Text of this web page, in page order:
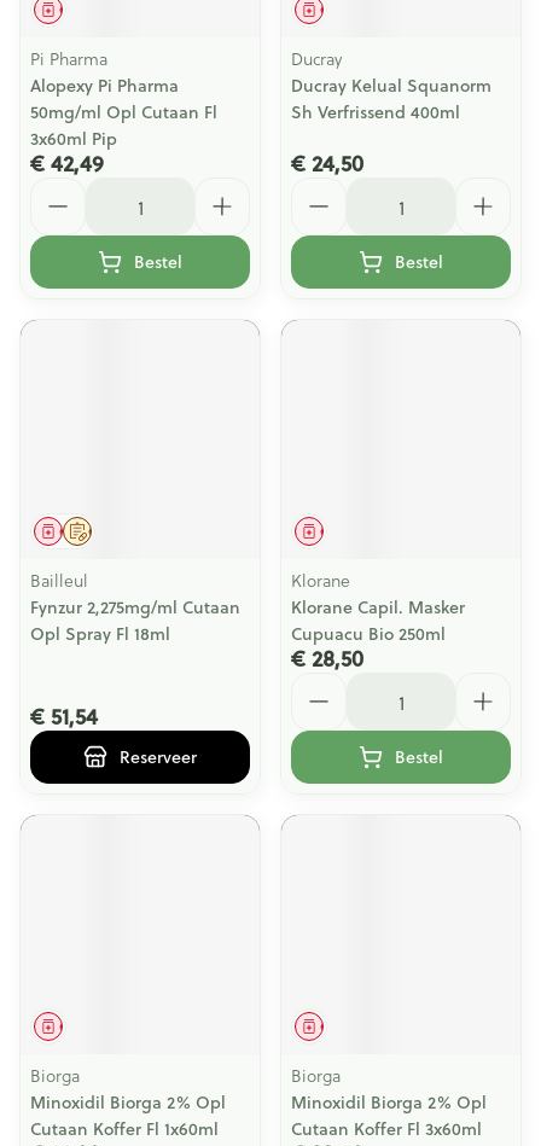
Geneesmiddel
Pi Pharma
Alopexy Pi Pharma
50mg/ml Opl Cutaan Fl
3x60ml Pip
€ 42,49
Bestel
Geneesmiddel
Ducray
Ducray Kelual Squanorm
Sh Verfrissend 400ml
€ 24,50
Bestel
Op voorschrift
Geneesmiddel
Bailleul
Fynzur 2,275mg/ml Cutaan
Opl Spray Fl 18ml
€ 51,54
Reserveer
Geneesmiddel
Klorane
Klorane Capil. Masker
Cupuacu Bio 250ml
€ 28,50
Bestel
Geneesmiddel
Biorga
Minoxidil Biorga 2% Opl
Cutaan Koffer Fl 1x60ml
Geneesmiddel
Biorga
Minoxidil Biorga 2% Opl
Cutaan Koffer Fl 3x60ml